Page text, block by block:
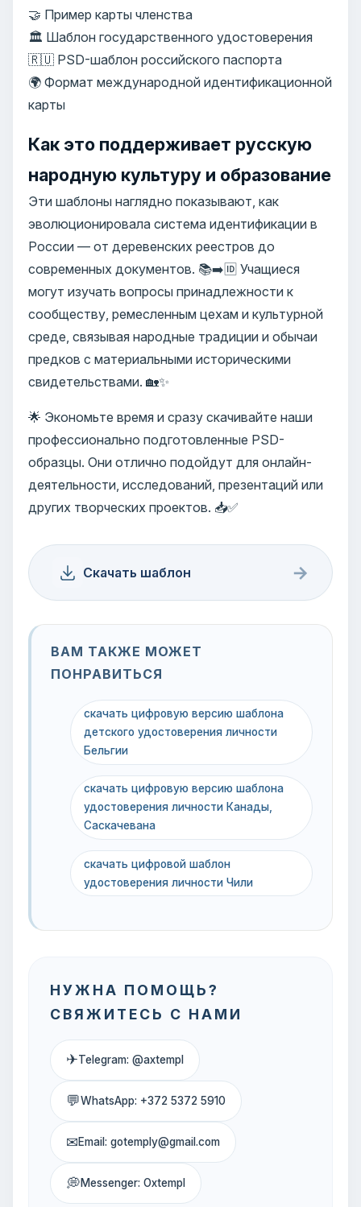
🤝 Пример карты членства
🏛️ Шаблон государственного удостоверения
🇷🇺 PSD-шаблон российского паспорта
🌍 Формат международной идентификационной
карты
Как это поддерживает русскую
народную культуру и образование
Эти шаблоны наглядно показывают, как
эволюционировала система идентификации в
России — от деревенских реестров до
современных документов. 📚➡️🆔 Учащиеся
могут изучать вопросы принадлежности к
сообществу, ремесленным цехам и культурной
среде, связывая народные традиции и обычаи
предков с материальными историческими
свидетельствами. 🏡✨
🌟 Экономьте время и сразу скачивайте наши
профессионально подготовленные PSD-
образцы. Они отлично подойдут для онлайн-
деятельности, исследований, презентаций или
других творческих проектов. 📥✅
Скачать шаблон →
ВАМ ТАКЖЕ МОЖЕТ
ПОНРАВИТЬСЯ
скачать цифровую версию шаблона
детского удостоверения личности
Бельгии
скачать цифровую версию шаблона
удостоверения личности Канады,
Саскачевана
скачать цифровой шаблон
удостоверения личности Чили
НУЖНА ПОМОЩЬ?
СВЯЖИТЕСЬ С НАМИ
✈Telegram: @axtempl
💬WhatsApp: +372 5372 5910
✉Email: gotemply@gmail.com
💭Messenger: Oxtempl